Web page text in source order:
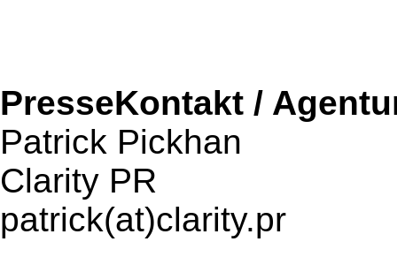
PresseKontakt /
Patrick Pickhan
Clarity PR
patrick(at)clarity.pr